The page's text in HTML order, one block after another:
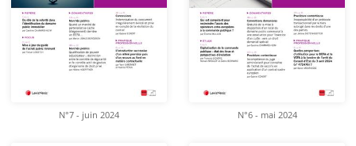
N°7 - juin 2024 N°6 - mai 2024